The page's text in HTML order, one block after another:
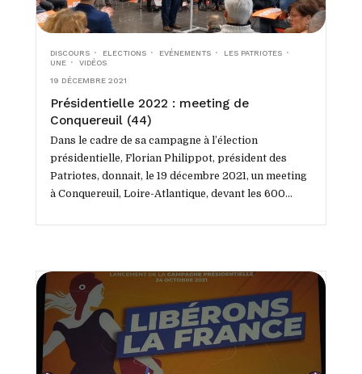
DISCOURS ELECTIONS EVÉNEMENTS
LES PATRIOTES
UNE
VIDÉOS
19 DÉCEMBRE 2021
Présidentielle 2022 : meeting de
Conquereuil (44)
Dans le cadre de sa campagne à l’élection
présidentielle, Florian Philippot, président des
Patriotes, donnait, le 19 décembre 2021, un meeting
à Conquereuil, Loire-Atlantique, devant les 600